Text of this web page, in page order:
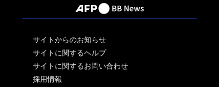
サイトからのお知らせ
サイトに関するヘルプ
サイトに関するお問い合わせ
採用情報